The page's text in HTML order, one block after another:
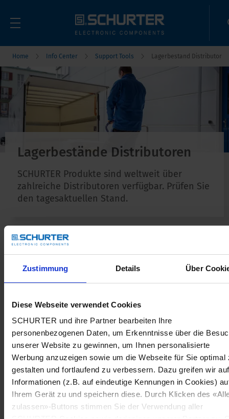
Zustimmung Details Über
Diese Webseite verwendet Cookies
SCHURTER und ihre Partner bearbeiten Ihre
personenbezogenen Daten, um Erkenntnisse über die
unserer Website zu gewinnen, um Ihnen personalisierte
Werbung anzuzeigen sowie um die Webseite für Sie optimal
gestalten und fortlaufend zu verbessern. Dazu greifen wir auf
Informationen (z.B. auf eindeutige Kennungen in Cookies)
Ihrem Gerät zu und speichern diese. Durch Klicken des
zulassen»-Buttons stimmen Sie der Verwendung aller
Home Info Center Support Tools Lagerbestand Distributor
Lagerbestände Distributoren
SCHURTER Produkte sind weltweit über
zahlreiche Distributoren verfügbar. Prüfen Sie
den tagesaktuellen Stand.